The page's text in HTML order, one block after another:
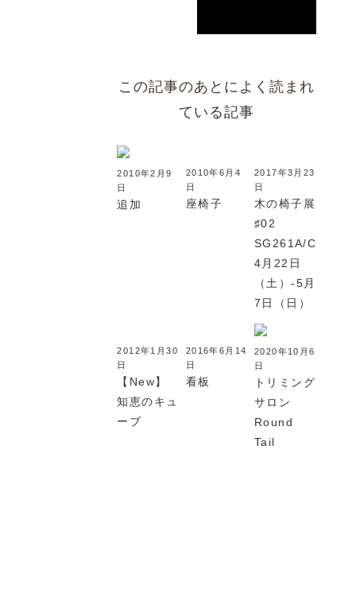
この記事のあとによく読まれ
ている記事
2010年2月9
日
追加
2010年6月4
日
座椅子
2017年3月23
日
木の椅子展
♯02
SG261A/
4月22日
（土）-5月
7日（日）
2012年1月30
日
【New】
知恵のキュ
ーブ
2016年6月14
日
看板
2020年10月6
日
トリミング
サロン
Round
Tail